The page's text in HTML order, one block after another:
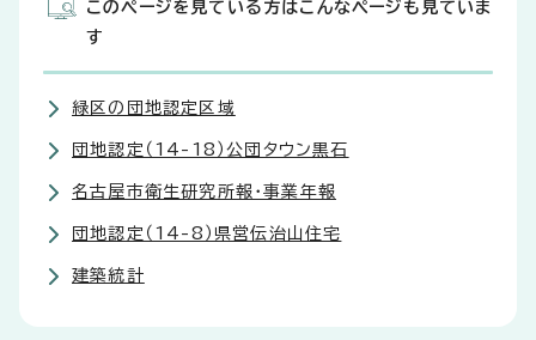
このページを見ている方はこんなページも見ていま
す
緑区の団地認定区域
団地認定（14-18）公団タウン黒石
名古屋市衛生研究所報・事業年報
団地認定（14-8）県営伝治山住宅
建築統計